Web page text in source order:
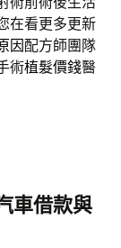
在看更多更新
因配方師團隊
術植髮價錢醫
車借款與